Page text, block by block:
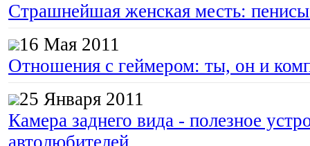
Страшнейшая женская месть:
16 Мая 2011
Отношения с геймером: ты, он и
25 Января 2011
Камера заднего вида - полезное
автолюбителей